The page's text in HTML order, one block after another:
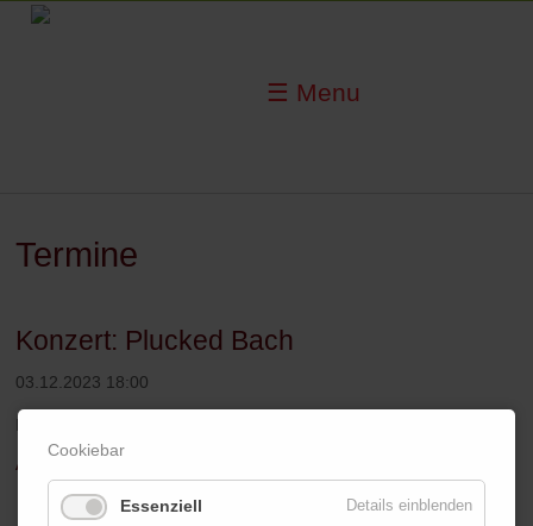
☰ Menu
Termine
Konzert: Plucked Bach
03.12.2023 18:00
Museum Kurhaus Kleve
ALON SARIEL, MANDOLINE, LAUTE, UD
Cookiebar
Essenziell Details einblenden